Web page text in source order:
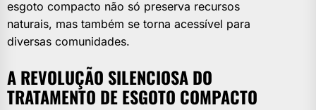
esgoto compacto não só preserva recursos
naturais, mas também se torna acessível para
diversas comunidades.
A REVOLUÇÃO SILENCIOSA DO
TRATAMENTO DE ESGOTO COMPACTO